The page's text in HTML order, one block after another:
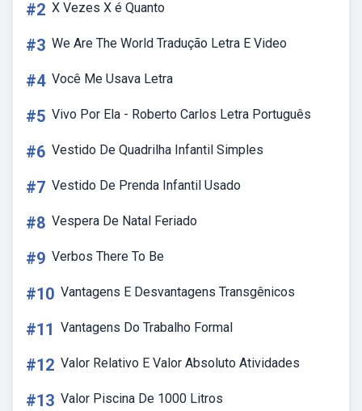
#2 X Vezes X é Quanto
#3 We Are The World Tradução Letra E Video
#4 Você Me Usava Letra
#5 Vivo Por Ela - Roberto Carlos Letra Português
#6 Vestido De Quadrilha Infantil Simples
#7 Vestido De Prenda Infantil Usado
#8 Vespera De Natal Feriado
#9 Verbos There To Be
#10 Vantagens E Desvantagens Transgênicos
#11 Vantagens Do Trabalho Formal
#12 Valor Relativo E Valor Absoluto Atividades
#13 Valor Piscina De 1000 Litros